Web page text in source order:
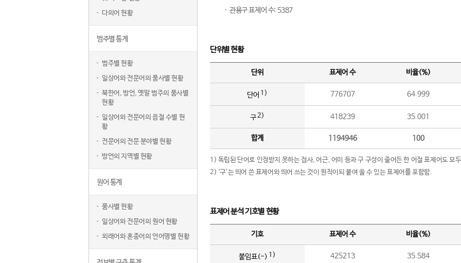
다의어 현황
범주별 통계
범주별 현황
일상어와 전문어의 품사별 현황
북한어, 방언, 옛말 범주의 품사별
현황
일상어와 전문어의 음절 수별 현
황
전문어의 전문 분야별 현황
방언의 지역별 현황
원어 통계
품사별 현황
일상어와 전문어의 원어 현황
외래어와 혼종어의 언어명별 현황
관용구 표제어 수: 5387
단위별 현황
단위 표제어 수 비율(%)
단어 1) 776707 64.999
구2) 418239 35.001
합계 1194946 100
1) 독립된 단어로 인정받지 못하는 접사, 어근, 어미 등과 구 구성이 줄어든 한 어절 표제어도 모
2) ‘구’는 띄어 쓴 표제어와 띄어 쓰는 것이 원칙이되 붙여 쓸 수 있는 표제어를 포함함.
표제어 분석 기호별 현황
기호 표제어 수 비율(%)
붙임표(-) 1) 425213 35.584